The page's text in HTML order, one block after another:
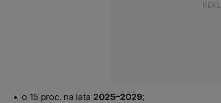
o 15 proc. na lata 2025–2029;